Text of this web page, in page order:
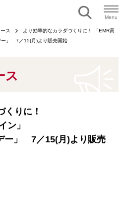
Menu
ス
より効率的なカラダづくりに！ 「EMR高
ー」 7／15(月)より販売開始
ス
くりに！
ン」
ー」 7／15(月)より販売